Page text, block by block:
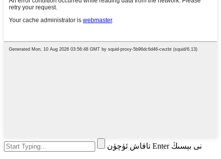
تاقاش ئۈچۈن Enter نى بېسىڭ